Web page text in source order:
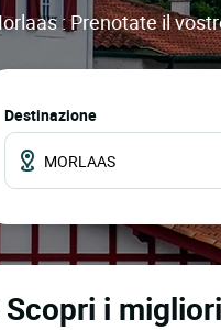
: Prenotate il
Destinazione
i